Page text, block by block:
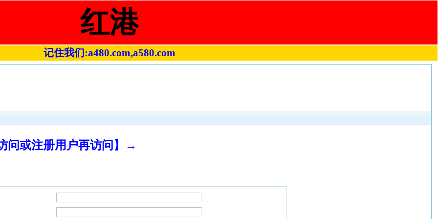
红港
记住我们:a480.com,a580.com
问或注册用户再访问】→